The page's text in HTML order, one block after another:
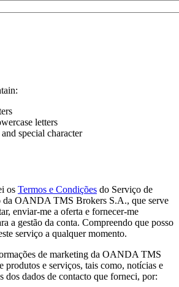
letters
special character
os Termos e Condições do Serviço de
da OANDA TMS Brokers S.A., que serve
enviar-me a oferta e fornecer-me
a gestão da conta. Compreendo que posso
serviço a qualquer momento.
de marketing da OANDA TMS
produtos e serviços, tais como, notícias e
dos dados de contacto que forneci, por: